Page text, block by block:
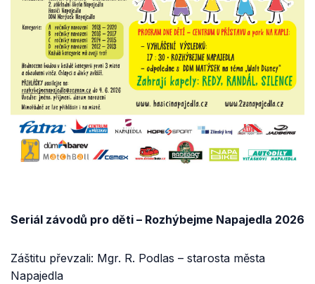
Seriál závodů pro děti – Rozhýbejme Napajedla 2026
Záštitu převzali: Mgr. R. Podlas – starosta města
Napajedla